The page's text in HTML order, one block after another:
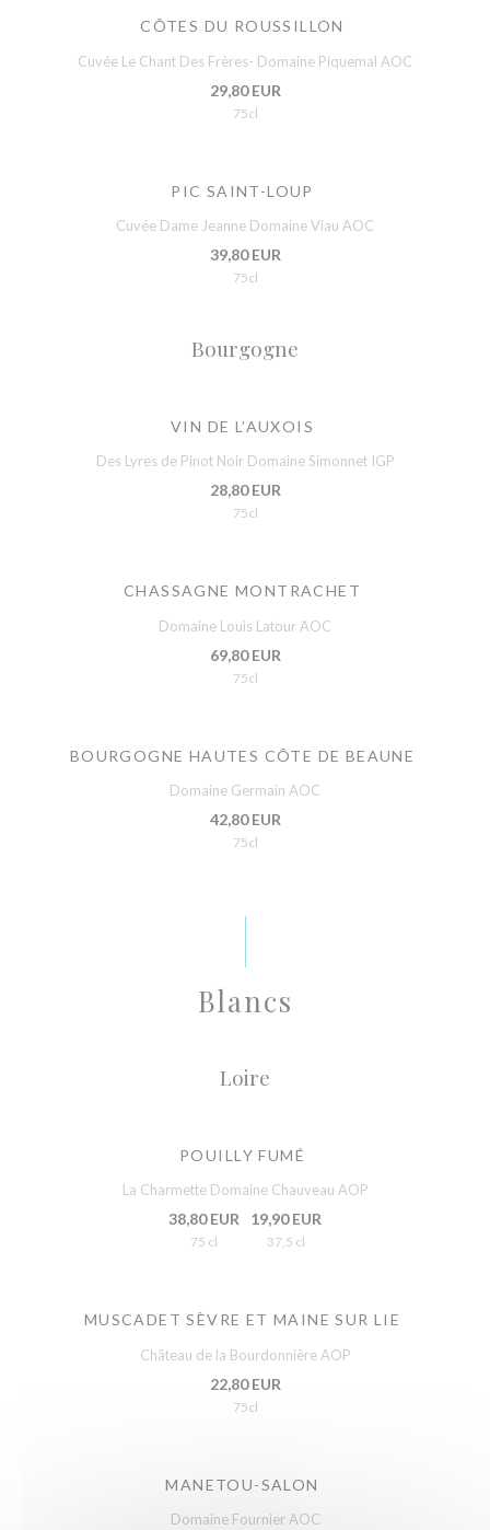
CÔTES DU ROUSSILLON
Cuvée Le Chant Des Frères- Domaine Piquemal AOC
29,80 EUR
75cl
PIC SAINT-LOUP
Cuvée Dame Jeanne Domaine Viau AOC
39,80 EUR
75cl
Bourgogne
VIN DE L’AUXOIS
Des Lyres de Pinot Noir Domaine Simonnet IGP
28,80 EUR
75cl
CHASSAGNE MONTRACHET
Domaine Louis Latour AOC
69,80 EUR
75cl
BOURGOGNE HAUTES CÔTE DE BEAUNE
Domaine Germain AOC
42,80 EUR
75cl
Blancs
Loire
POUILLY FUMÉ
La Charmette Domaine Chauveau AOP
38,80 EUR
75 cl
19,90 EUR
37,5 cl
MUSCADET SÈVRE ET MAINE SUR LIE
Château de la Bourdonnière AOP
22,80 EUR
75cl
MANETOU-SALON
Domaine Fournier AOC